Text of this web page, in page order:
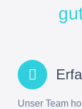
Unser Team